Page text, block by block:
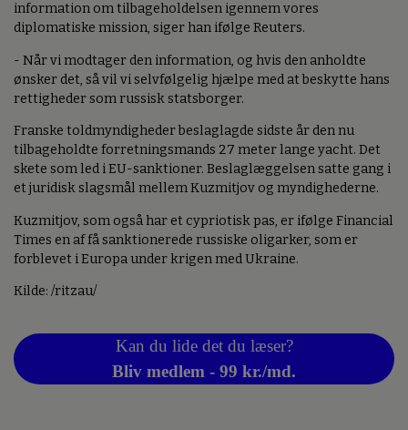
information om tilbageholdelsen igennem vores
diplomatiske mission, siger han ifølge Reuters.
- Når vi modtager den information, og hvis den anholdte
ønsker det, så vil vi selvfølgelig hjælpe med at beskytte hans
rettigheder som russisk statsborger.
Franske toldmyndigheder beslaglagde sidste år den nu
tilbageholdte forretningsmands 27 meter lange yacht. Det
skete som led i EU-sanktioner. Beslaglæggelsen satte gang i
et juridisk slagsmål mellem Kuzmitjov og myndighederne.
Kuzmitjov, som også har et cypriotisk pas, er ifølge Financial
Times en af få sanktionerede russiske oligarker, som er
forblevet i Europa under krigen med Ukraine.
Kilde: /ritzau/
Kan du lide det du læser?
Bliv medlem - 99 kr./md.